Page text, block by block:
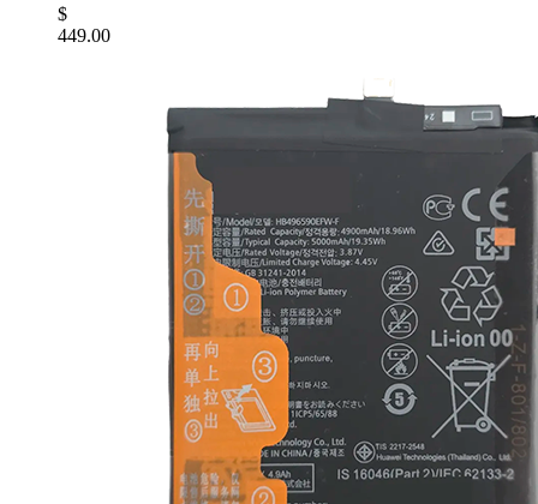
$
449.00